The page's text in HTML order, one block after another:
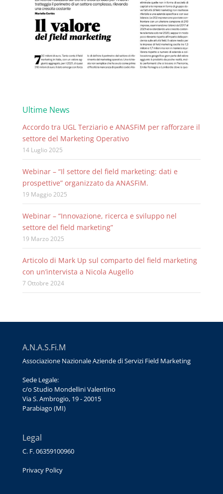
Ultime News
Accordo tra UGL Terziario e ANASFiM per rafforzare il
settore del Marketing Operativo
14 Luglio 2025
Webinar – “Il settore del field marketing: dati e
prospettive” organizzato da ANASFiM.
19 Maggio 2025
Webinar – “Innovazione, ricerca e sviluppo nel
settore del field marketing”
19 Marzo 2025
Articolo di Mark Up sul comparto del field marketing
con un’intervista a Nicola Augello
7 Ottobre 2024
A.N.A.S.Fi.M
Associazione Nazionale Aziende di Servizi Field Marketing
Sede Legale:
c/o Studio Mondellini Valentino
Via S. Ambrogio, 19 - 20015
Parabiago (MI)
Legal
C. F. 06359100960
Privacy Policy